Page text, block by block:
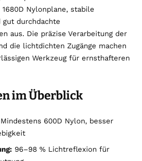
Nylonplane, stabile
durchdachte
aus. Die präzise Verarbeitung der
die lichtdichten Zugänge machen
Werkzeug für ernsthafteren
im Überblick
Mindestens 600D Nylon, besser
96–98 % Lichtreflexion für